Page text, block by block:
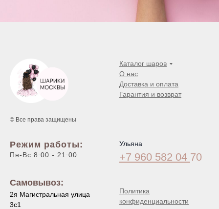
© Все права защищены
Каталог шаров
О нас
Доставка и оплата
Гарантия и возврат
Режим работы:
Пн-Вс 8:00 - 21:00
Самовывоз:
2я Магистральная улица
3с1
Ульяна
+7 960 582 04 70
Политика
конфиденциальности